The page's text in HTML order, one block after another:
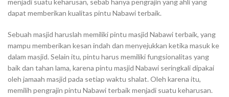
menjadi suatu keharusan, sebab hanya pengrajin yang ahli yang
dapat memberikan kualitas pintu Nabawi terbaik.
Sebuah masjid haruslah memiliki pintu masjid Nabawi terbaik, yang
mampu memberikan kesan indah dan menyejukkan ketika masuk ke
dalam masjid. Selain itu, pintu harus memiliki fungsionalitas yang
baik dan tahan lama, karena pintu masjid Nabawi seringkali dipakai
oleh jamaah masjid pada setiap waktu shalat. Oleh karena itu,
memilih pengrajin pintu Nabawi terbaik menjadi suatu keharusan.